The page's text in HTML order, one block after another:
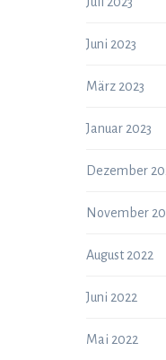
Juni 2023
März 2023
Januar 2023
Dezember
November
August 2022
Juni 2022
Mai 2022